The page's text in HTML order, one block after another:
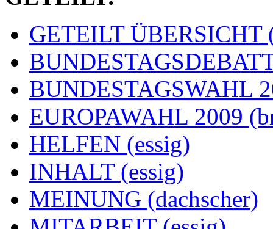
GETEILT ÜBERSICHT
BUNDESTAGSWAHL
EUROPAWAHL 2009
HELFEN (essig)
INHALT (essig)
MEINUNG (dachscher)